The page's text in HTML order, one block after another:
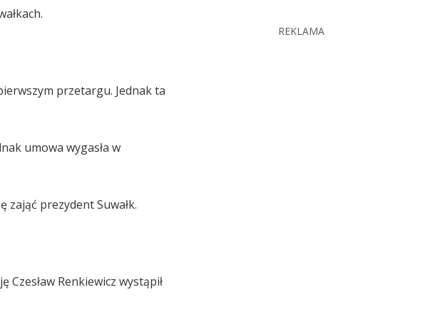
przetargu. Jednak ta
umowa wygasła w
prezydent Suwałk.
Renkiewicz wystąpił
REKLAMA